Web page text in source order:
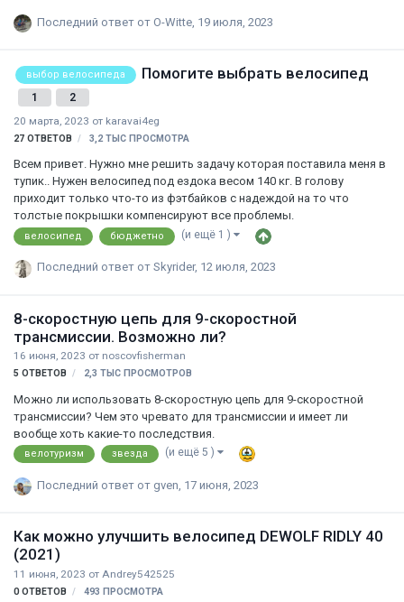
Последний ответ от O-Witte 19 июля, 2023
выбор велосипеда Помогите выбрать велосипед
1
2
20 марта, 2023 от karavai4eg
27 ОТВЕТОВ 3,2 ТЫС ПРОСМОТРА
Всем привет. Нужно мне решить задачу которая поставила меня в
тупик.. Нужен велосипед под ездока весом 140 кг. В голову
приходит только что-то из фэтбайков с надеждой на то что
толстые покрышки компенсируют все проблемы.
Последний ответ от Skyrider, 12 июля, 2023
велосипед бюджетно (и ещё 1 )
8-скоростную цепь для 9-скоростной
трансмиссии. Возможно ли?
16 июня, 2023 от noscovfisherman
5 ОТВЕТОВ 2,3 ТЫС ПРОСМОТРОВ
Можно ли использовать 8-скоростную цепь для 9-скоростной
трансмиссии? Чем это чревато для трансмиссии и имеет ли
вообще хоть какие-то последствия.
Последний ответ от gven 17 июня, 2023
велотуризм звезда (и ещё 5 )
Как можно улучшить велосипед DEWOLF RIDLY 40
(2021)
11 июня, 2023 от Andrey542525
0 ОТВЕТОВ 493 ПРОСМОТРА